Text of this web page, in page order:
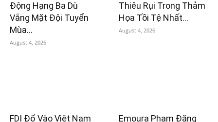
Động Hạng Ba Dù
Vắng Mặt Đội Tuyển
Mùa...
August 4, 2026
Thiêu Rụi Trong Thảm
Họa Tồi Tệ Nhất...
August 4, 2026
FDI Đổ Vào Việt Nam Emoura Phạm Đăng